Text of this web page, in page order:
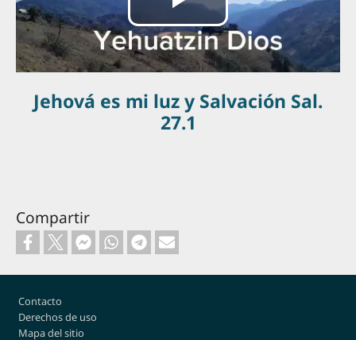
Reproducir
Vídeo
Jehová es mi luz y Salvación Sal.
27.1
Compartir
Footer
Contacto
Derechos de uso
Mapa del sitio